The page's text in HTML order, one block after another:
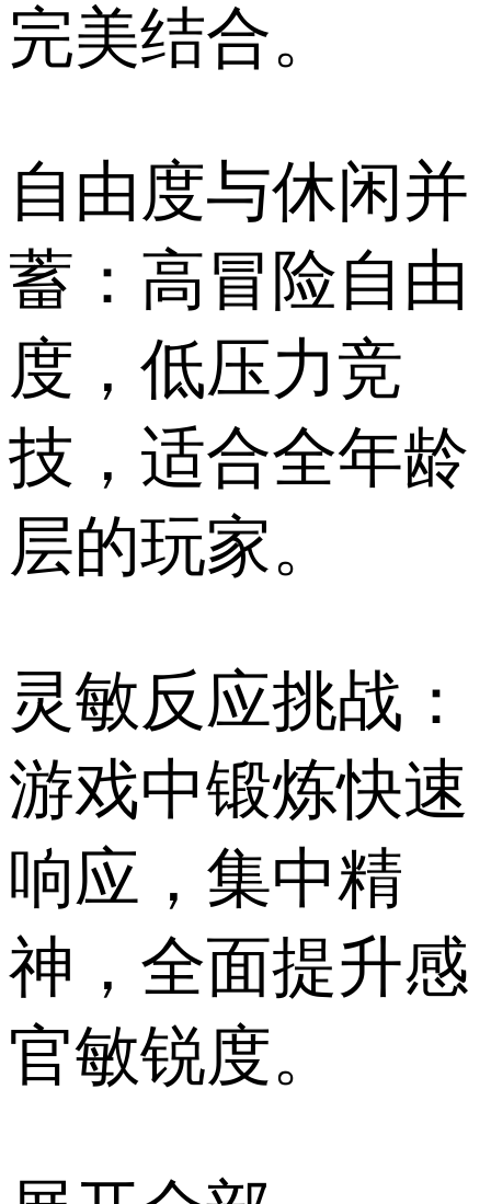
完美结合。
自由度与休闲并
蓄：高冒险自由
度，低压力竞
技，适合全年龄
层的玩家。
灵敏反应挑战：
游戏中锻炼快速
响应，集中精
神，全面提升感
官敏锐度。